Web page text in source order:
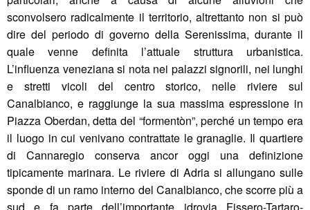
sconvolsero radicalmente il territorio, altrettanto non si può
dire del periodo di governo della Serenissima, durante il
quale venne definita l’attuale struttura urbanistica.
L’influenza veneziana si nota nei palazzi signorili, nei lunghi
e stretti vicoli del centro storico, nelle riviere sul
Canalbianco, e raggiunge la sua massima espressione in
Piazza Oberdan, detta del “formentòn”, perché un tempo era
il luogo in cui venivano contrattate le granaglie. Il quartiere
di Cannaregio conserva ancor oggi una definizione
tipicamente marinara. Le riviere di Adria si allungano sulle
sponde di un ramo interno del Canalbianco, che scorre più a
sud e fa parte dell’importante idrovia Fissero-Tartaro-